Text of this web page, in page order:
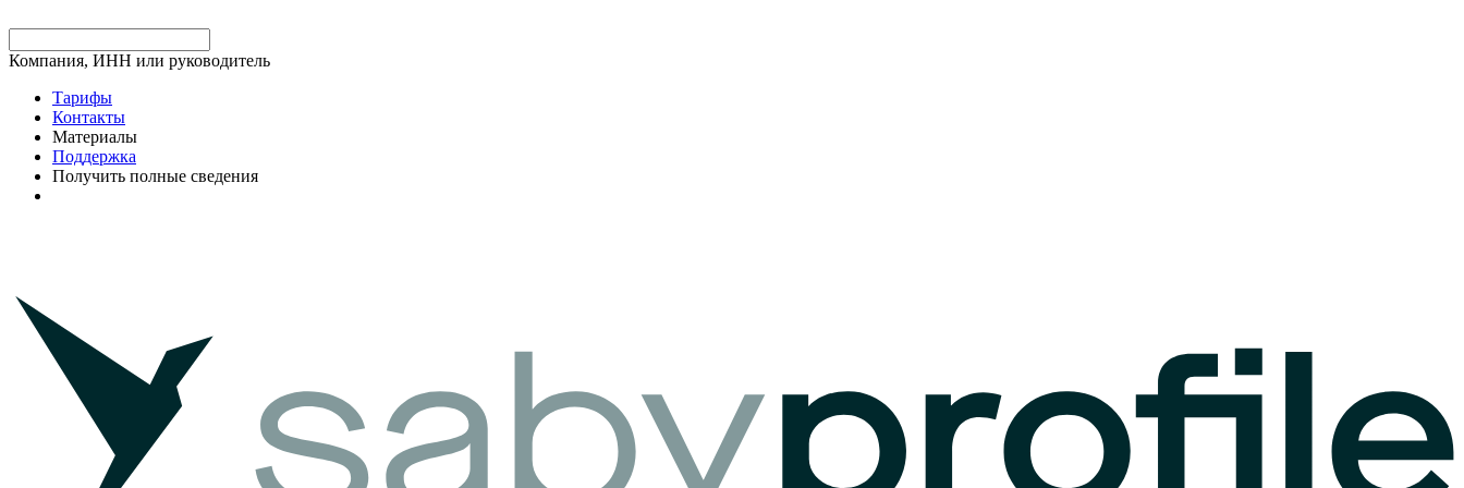
Компания, ИНН или руководитель
Тарифы
Контакты
Материалы
Поддержка
Получить полные сведения